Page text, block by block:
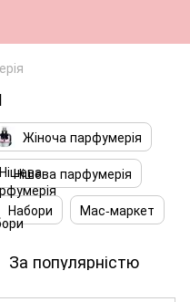
Жіноча парфумерія
Нішева парфумерія
Набори Мас-маркет
За популярністю